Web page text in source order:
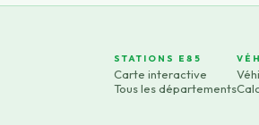
STATIONS E85
Carte interactive
Tous les départements